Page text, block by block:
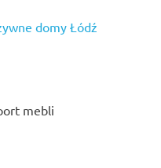
domy Łódź
mebli